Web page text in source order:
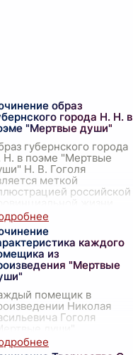
образ
города Н. Н. в
"Мертвые души"
губернского города
Н. в поэме "Мертвые
Н. В. Гоголя
меткой
российской
половины XIX века.
не просто
...
каждого
из
"Мертвые
помещик в
Николая
Гоголя
собой
характер,